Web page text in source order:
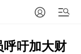
呼吁加大财